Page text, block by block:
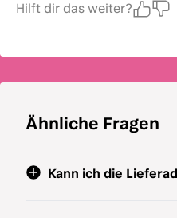
Hilft dir das weiter?
Ähnliche Fragen
Kann ich die